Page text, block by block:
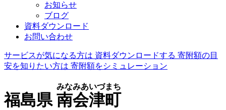
お知らせ
ブログ
資料ダウンロード
お問い合わせ
サービスが気になる方は 資料ダウンロードする 寄附額の目
安を知りたい方は 寄附額をシミュレーション
福島県 南会津町
みなみあいづまち